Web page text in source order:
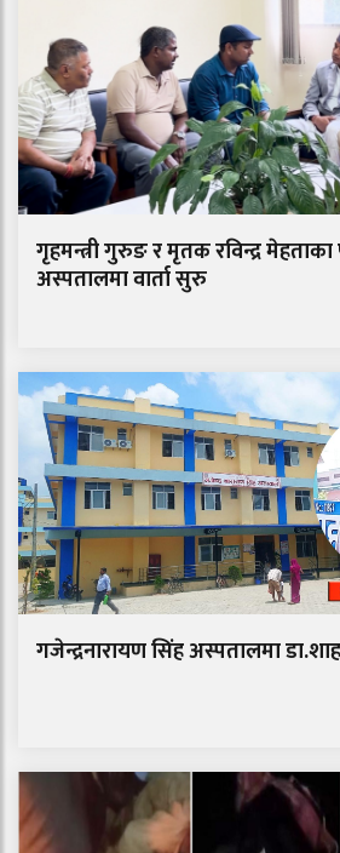
गृहमन्त्री गुरुङ र मृतक रविन्द्र मेहताका
अस्पतालमा वार्ता सुरु
गजेन्द्रनारायण सिंह अस्पतालमा